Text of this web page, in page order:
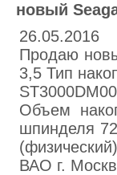
новый
26.05.2016
Продаю
3,5 Тип
Объем
шпинделя
ВАО г.